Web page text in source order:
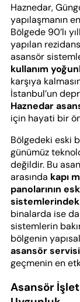
Haznedar,
yapılaşmanın
Bölgede 90’lı
yapılan
asansör
kullanım
karşıya
İstanbul’un
Haznedar
için hayati bir
Bölgedeki eski
günümüz
değildir. Bu
arasında kapı
panolarının
binalarda ise
sistemlerin
bölgenin
asansör servisi
geçmenin en
Asansör